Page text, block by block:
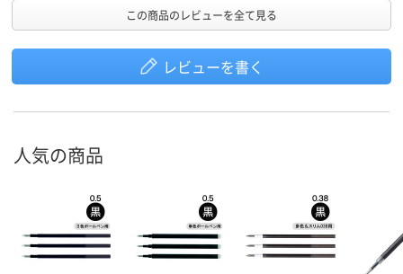
この商品のレビューを全て見る
レビューを書く
人気の商品